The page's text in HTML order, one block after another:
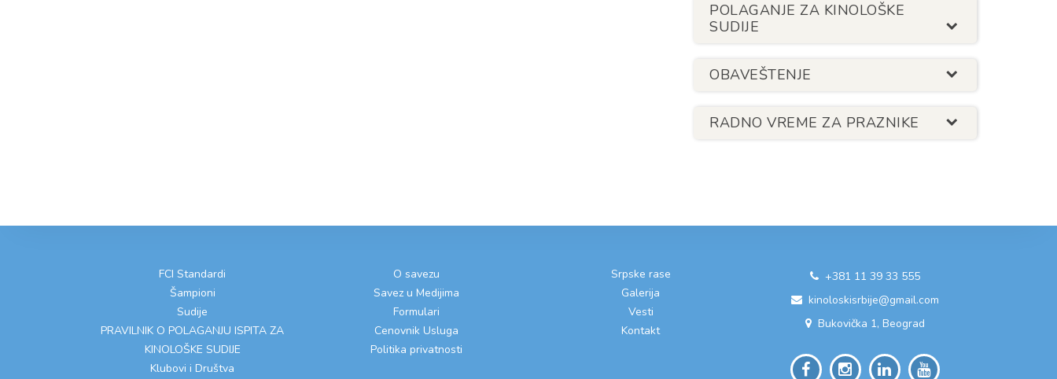
POLAGANJE ZA KINOLOŠKE
SUDIJE
OBAVEŠTENJE
RADNO VREME ZA PRAZNIKE
FCI Standardi
Šampioni
Sudije
PRAVILNIK O POLAGANJU ISPITA ZA
KINOLOŠKE SUDIJE
Klubovi i Društva
O savezu
Savez u Medijima
Formulari
Cenovnik Usluga
Politika privatnosti
Srpske rase
Galerija
Vesti
Kontakt
+381 11 39 33 555
kinoloskisrbije@gmail.com
Bukovička 1, Beograd